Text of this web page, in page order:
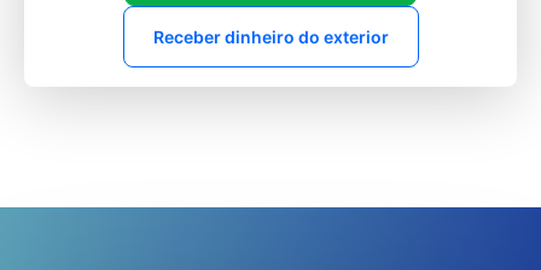
Receber dinheiro do exterior